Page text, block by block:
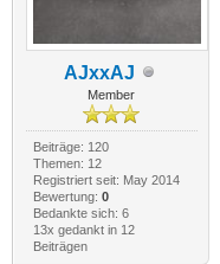
AJxxAJ
Member
Beiträge: 120
Themen: 12
Registriert seit: May 2014
Bewertung: 0
Bedankte sich: 6
13x gedankt in 12
Beiträgen